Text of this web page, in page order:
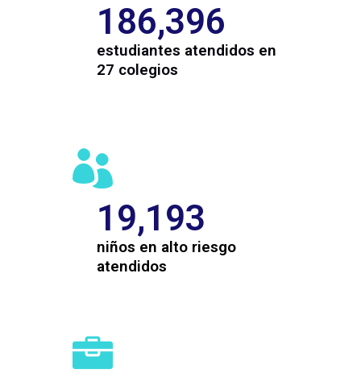
186,396
estudiantes atendidos en
27 colegios
19,193
niños en alto riesgo
atendidos